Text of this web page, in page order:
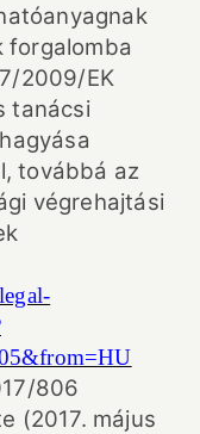
forgalomba
2009/EK
tanácsi
továbbá az
végrehajtási
806
(2017. május